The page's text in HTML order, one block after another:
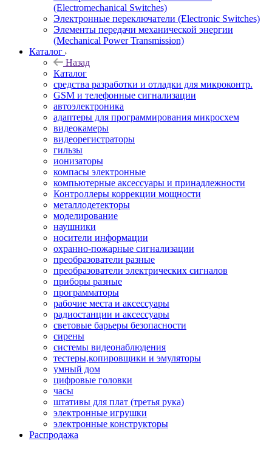
(Electromechanical Switches)
Электронные переключатели (Electronic Switches)
Элементы передачи механической энергии
(Mechanical Power Transmission)
Каталог
Назад
Каталог
cредства разработки и отладки для микроконтр.
GSM и телефонные сигнализации
автоэлектроника
адаптеры для программирования микросхем
видеокамеры
видеорегистраторы
гильзы
ионизаторы
компасы электронные
компьютерные аксессуары и принадлежности
Контроллеры коррекции мощности
металлодетекторы
моделирование
наушники
носители информации
охранно-пожарные сигнализации
преобразователи разные
преобразователи электрических сигналов
приборы разные
программаторы
рабочие места и аксессуары
радиостанции и аксессуары
световые барьеры безопасности
сирены
системы видеонаблюдения
тестеры,копировщики и эмуляторы
умный дом
цифровые головки
часы
штативы для плат (третья рука)
электронные игрушки
электронные конструкторы
Распродажа